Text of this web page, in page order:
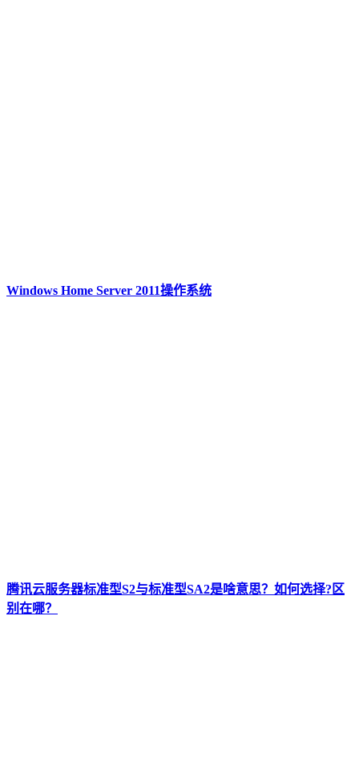
Windows Home Server 2011操作系统
腾讯云服务器标准型S2与标准型SA2是啥意思？如何选择?区
别在哪？